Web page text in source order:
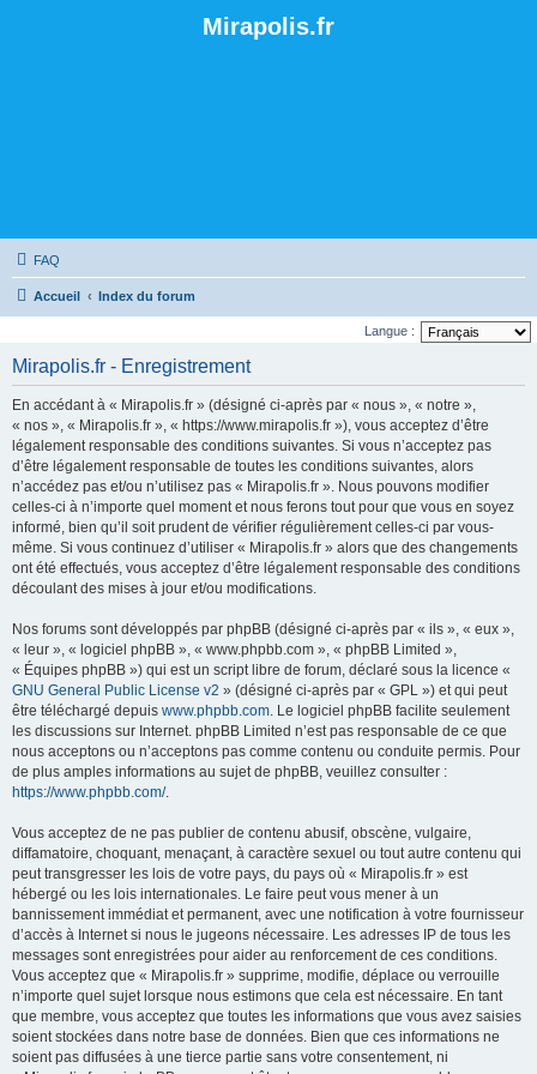
Mirapolis.fr
FAQ
Accueil Index du forum
Langue :
Mirapolis.fr - Enregistrement
En accédant à « Mirapolis.fr » (désigné ci-après par « nous », « notre »,
« nos », « Mirapolis.fr », « https://www.mirapolis.fr »), vous acceptez d’être
légalement responsable des conditions suivantes. Si vous n’acceptez pas
d’être légalement responsable de toutes les conditions suivantes, alors
n’accédez pas et/ou n’utilisez pas « Mirapolis.fr ». Nous pouvons modifier
celles-ci à n’importe quel moment et nous ferons tout pour que vous en soyez
informé, bien qu’il soit prudent de vérifier régulièrement celles-ci par vous-
même. Si vous continuez d’utiliser « Mirapolis.fr » alors que des changements
ont été effectués, vous acceptez d’être légalement responsable des conditions
découlant des mises à jour et/ou modifications.
Nos forums sont développés par phpBB (désigné ci-après par « ils », « eux »,
« leur », « logiciel phpBB », « www.phpbb.com », « phpBB Limited »,
« Équipes phpBB ») qui est un script libre de forum, déclaré sous la licence «
GNU General Public License v2 » (désigné ci-après par « GPL ») et qui peut
être téléchargé depuis www.phpbb.com. Le logiciel phpBB facilite seulement
les discussions sur Internet. phpBB Limited n’est pas responsable de ce que
nous acceptons ou n’acceptons pas comme contenu ou conduite permis. Pour
de plus amples informations au sujet de phpBB, veuillez consulter :
https://www.phpbb.com/.
Vous acceptez de ne pas publier de contenu abusif, obscène, vulgaire,
diffamatoire, choquant, menaçant, à caractère sexuel ou tout autre contenu qui
peut transgresser les lois de votre pays, du pays où « Mirapolis.fr » est
hébergé ou les lois internationales. Le faire peut vous mener à un
bannissement immédiat et permanent, avec une notification à votre fournisseur
d’accès à Internet si nous le jugeons nécessaire. Les adresses IP de tous les
messages sont enregistrées pour aider au renforcement de ces conditions.
Vous acceptez que « Mirapolis.fr » supprime, modifie, déplace ou verrouille
n’importe quel sujet lorsque nous estimons que cela est nécessaire. En tant
que membre, vous acceptez que toutes les informations que vous avez saisies
soient stockées dans notre base de données. Bien que ces informations ne
soient pas diffusées à une tierce partie sans votre consentement, ni